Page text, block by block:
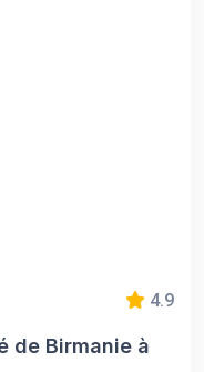
4.9
de Birmanie à